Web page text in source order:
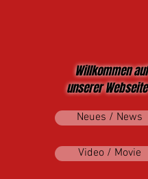
Willkommen auf
unserer
Neues / News
Video / Movie